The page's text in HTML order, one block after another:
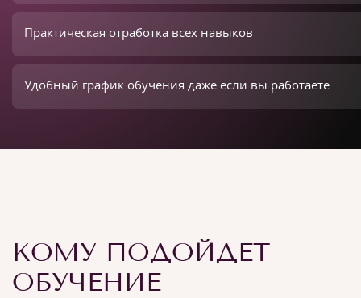
Практическая отработка всех навыков
Удобный график обучения даже если вы работаете
КОМУ ПОДОЙДЕТ
ОБУЧЕНИЕ